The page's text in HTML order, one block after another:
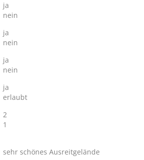
ja
nein
ja
nein
ja
nein
ja
erlaubt
2
1
sehr schönes Ausreitgelände